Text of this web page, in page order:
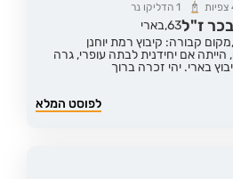
צפיות 1 הדליקו נר
ז"ל63,בארי
מקום קבורה: קיבוץ רמת יוחנן
הייתה אם יחידנית לבתה עופרי, גרה
בארי. יהי זכרה ברוך
לפוסט המלא